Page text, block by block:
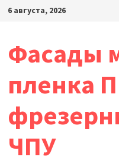
Перейти
6 августа, 2026
Фасады
пленка
ЧПУ